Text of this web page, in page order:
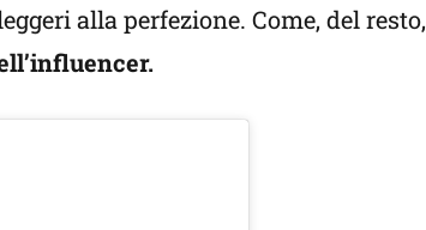
alla perfezione. Come, del resto,